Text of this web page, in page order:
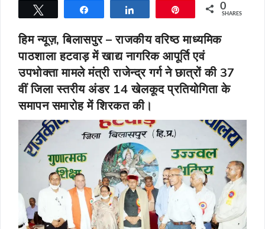
0
SHARES
हिम न्यूज़, बिलासपुर – राजकीय वरिष्ठ माध्यमिक
पाठशाला हटवाड़ में खाद्य नागरिक आपूर्ति एवं
उपभोक्ता मामले मंत्री राजेन्द्र गर्ग ने छात्रों की 37
वीं जिला स्तरीय अंडर 14 खेलकूद प्रतियोगिता के
समापन समारोह में शिरकत की।